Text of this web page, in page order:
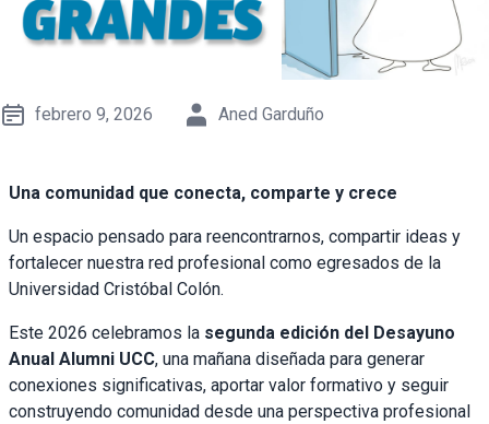
febrero 9, 2026 Aned Garduño
Una comunidad que conecta, comparte y crece
Un espacio pensado para reencontrarnos, compartir ideas y
fortalecer nuestra red profesional como egresados de la
Universidad Cristóbal Colón.
Este 2026 celebramos la segunda edición del Desayuno
Anual Alumni UCC, una mañana diseñada para generar
conexiones significativas, aportar valor formativo y seguir
construyendo comunidad desde una perspectiva profesional